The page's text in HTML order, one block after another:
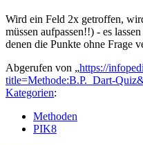
Wird ein Feld 2x getroffen,
müssen aufpassen!!) - es
denen die Punkte ohne Frage
Abgerufen von „https://
title=Methode:B.P._Dart-
Kategorien:
Methoden
PIK8